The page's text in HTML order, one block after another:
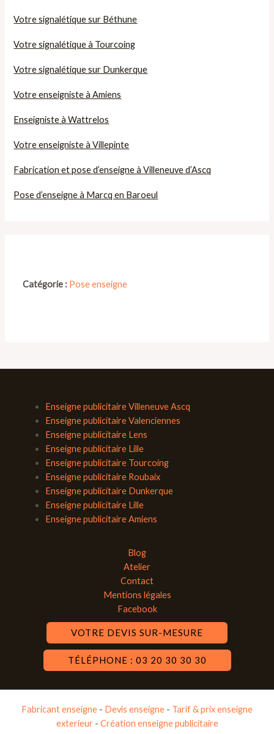
Votre signalétique sur Béthune
Votre signalétique à Tourcoing
Votre signalétique sur Dunkerque
Votre enseigniste à Amiens
Enseigniste à Wattrelos
Votre enseigniste à Villepinte
Fabrication et pose d’enseigne à Villeneuve d’Ascq
Pose d’enseigne à Marcq en Baroeul
Catégorie : Pose enseigne
Enseigne publicitaire Villeneuve Ascq
Enseigne publicitaire Valenciennes
Enseigne publicitaire Lens
Enseigne publicitaire Lille
Enseigne publicitaire Tourcoing
Enseigne publicitaire Roubaix
Enseigne publicitaire Dunkerque
Enseigne publicitaire Lille
Enseigne publicitaire Amiens
Blog
Atelier
Contact
Mentions légales
Facebook
VOTRE DEVIS SUR-MESURE
TÉLÉPHONE : 03 20 30 30 30
Fabricant enseigne - Devis enseigne - Tarif & prix enseigne
exterieur- Création enseigne publicitaire